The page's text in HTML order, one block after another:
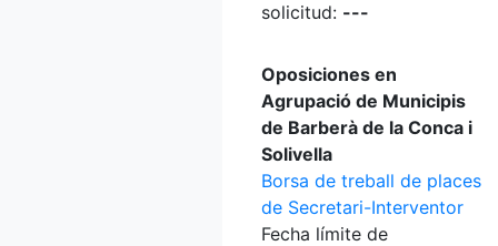
solicitud: ---
Oposiciones en
Agrupació de Municipis
de Barberà de la Conca i
Solivella
Borsa de treball de places
de Secretari-Interventor
Fecha límite de